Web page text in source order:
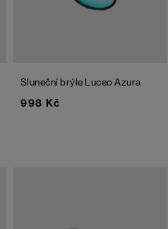
Sluneční brýle Luceo Azura
998 Kč